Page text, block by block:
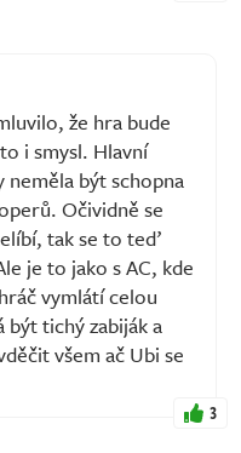
že hra bude
i smysl. Hlavní
neměla být schopna
Očividně se
tak se to teď
je to jako s AC, kde
vymlátí celou
být tichý zabiják a
všem ač Ubi se
3